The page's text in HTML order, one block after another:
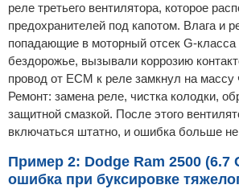
реле третьего вентилятора, которое
предохранителей под капотом. Влага и
попадающие в моторный отсек G-класса
бездорожье, вызывали коррозию
провод от ECM к реле замкнул на массу
Ремонт: замена реле, чистка колодки,
защитной смазкой. После этого
включаться штатно, и ошибка больше
Пример 2: Dodge Ram 2500
ошибка при буксировке